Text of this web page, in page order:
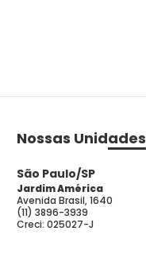
Nossas Unidades
São Paulo/SP
Jardim América
Avenida Brasil, 1640
(11) 3896-3939
Creci: 025027-J